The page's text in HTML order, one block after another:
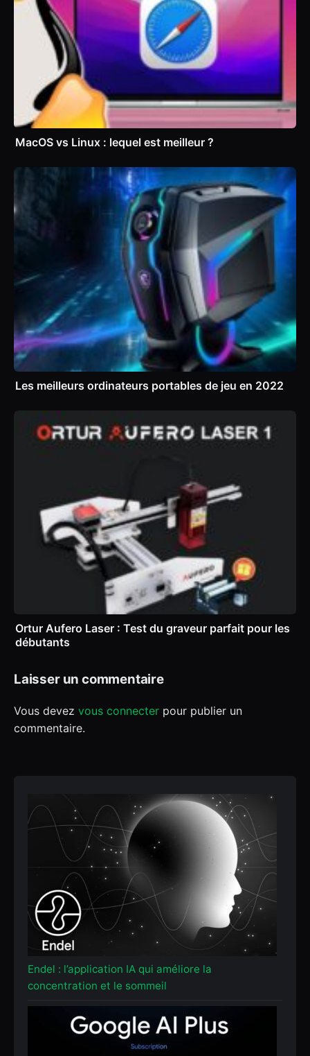
MacOS vs Linux : lequel est meilleur ?
Les meilleurs ordinateurs portables de jeu en 2022
Ortur Aufero Laser : Test du graveur parfait pour les
débutants
Laisser un commentaire
Vous devez vous connecter pour publier un
commentaire.
Endel : l’application IA qui améliore la
concentration et le sommeil